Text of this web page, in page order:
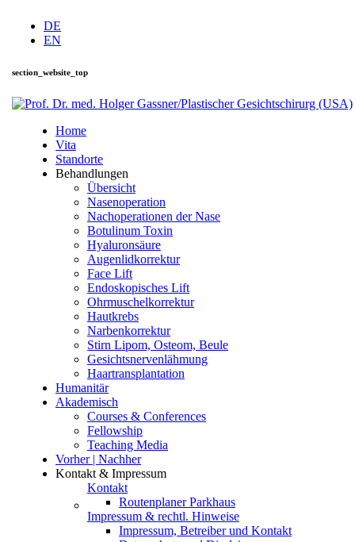
DE
EN
section_website_top
Home
Vita
Standorte
Behandlungen
Übersicht
Nasenoperation
Nachoperationen der Nase
Botulinum Toxin
Hyaluronsäure
Augenlidkorrektur
Face Lift
Endoskopisches Lift
Ohrmuschelkorrektur
Hautkrebs
Narbenkorrektur
Stirn Lipom, Osteom, Beule
Gesichtsnervenlähmung
Haartransplantation
Humanitär
Akademisch
Courses & Conferences
Fellowship
Teaching Media
Vorher | Nachher
Kontakt & Impressum
Kontakt
Routenplaner Parkhaus
Impressum & rechtl. Hinweise
Impressum, Betreiber und Kontakt